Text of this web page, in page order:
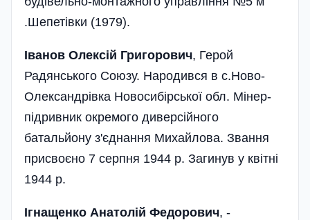
.Шепетівки (1979).
Іванов Олексій Григорович, Герой
Радянського Союзу. Народився в с.Ново-
Олександрівка Новосибірської обл. Мінер-
підривник окремого диверсійного
батальйону з'єднання Михайлова. Звання
присвоєно 7 серпня 1944 р. Загинув у квітні
1944 р.
Ігнащенко Анатолій Федорович, -